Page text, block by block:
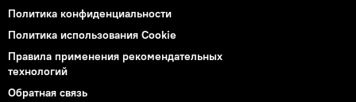
Политика конфиденциальности
Политика использования Cookie
Правила применения рекомендательных
технологий
Обратная связь